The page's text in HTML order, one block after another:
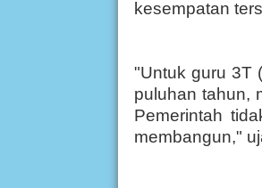
kesempatan
"Untuk guru 3T
puluhan tahun,
Pemerintah
membangun,"